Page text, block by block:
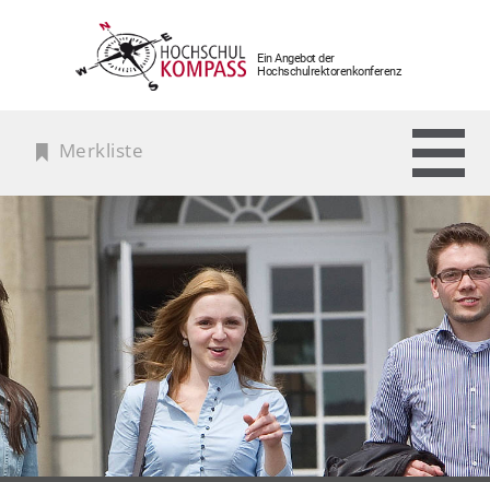
Ein Angebot der
Hochschulrektorenkonferenz
Merkliste